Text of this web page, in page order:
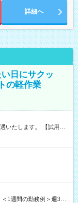
詳細へ
日にサクッ
の軽作業
ます。 【試用期
1週間の勤務例＞週3回